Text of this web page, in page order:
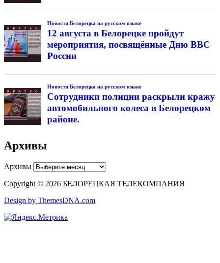
Новости Белорецка на русском языке
12 августа в Белорецке пройдут
мероприятия, посвящённые Дню ВВС
России
Новости Белорецка на русском языке
Сотрудники полиции раскрыли кражу
автомобильного колеса в Белорецком
районе.
Архивы
Архивы
Copyright © 2026 БЕЛОРЕЦКАЯ ТЕЛЕКОМПАНИЯ
Design by ThemesDNA.com